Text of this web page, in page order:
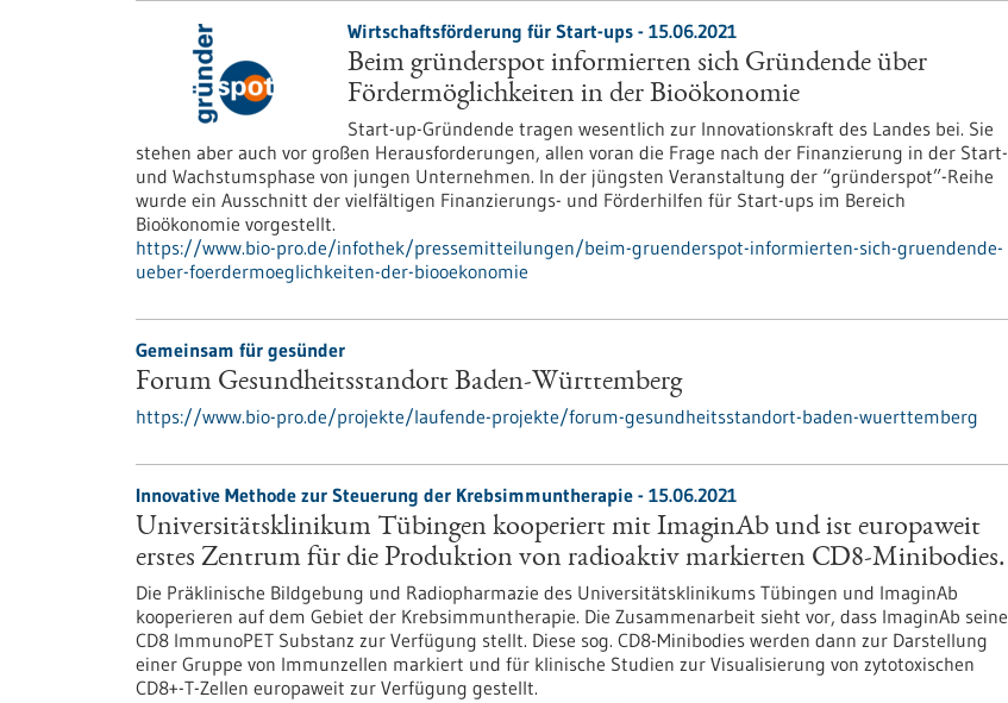
Wirtschaftsförderung für Start-ups - 15.06.2021
Beim gründerspot informierten sich Gründende über
Fördermöglichkeiten in der Bioökonomie
Start-up-Gründende tragen wesentlich zur Innovationskraft des Landes bei. Sie
stehen aber auch vor großen Herausforderungen, allen voran die Frage nach der Finanzierung in der Start-
und Wachstumsphase von jungen Unternehmen. In der jüngsten Veranstaltung der “gründerspot”-Reihe
wurde ein Ausschnitt der vielfältigen Finanzierungs- und Förderhilfen für Start-ups im Bereich
Bioökonomie vorgestellt.
https://www.bio-pro.de/infothek/pressemitteilungen/beim-gruenderspot-informierten-sich-gruendende-
ueber-foerdermoeglichkeiten-der-biooekonomie
Gemeinsam für gesünder
Forum Gesundheitsstandort Baden-Württemberg
https://www.bio-pro.de/projekte/laufende-projekte/forum-gesundheitsstandort-baden-wuerttemberg
Innovative Methode zur Steuerung der Krebsimmuntherapie - 15.06.2021
Universitätsklinikum Tübingen kooperiert mit ImaginAb und ist europaweit
erstes Zentrum für die Produktion von radioaktiv markierten CD8-Minibodies.
Die Präklinische Bildgebung und Radiopharmazie des Universitätsklinikums Tübingen und ImaginAb
kooperieren auf dem Gebiet der Krebsimmuntherapie. Die Zusammenarbeit sieht vor, dass ImaginAb seine
CD8 ImmunoPET Substanz zur Verfügung stellt. Diese sog. CD8-Minibodies werden dann zur Darstellung
einer Gruppe von Immunzellen markiert und für klinische Studien zur Visualisierung von zytotoxischen
CD8+-T-Zellen europaweit zur Verfügung gestellt.